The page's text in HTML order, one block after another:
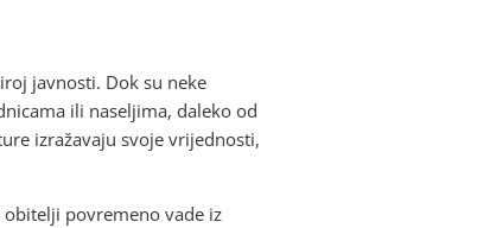
javnosti. Dok su neke
ili naseljima, daleko od
izražavaju svoje vrijednosti,
obitelji povremeno vade iz